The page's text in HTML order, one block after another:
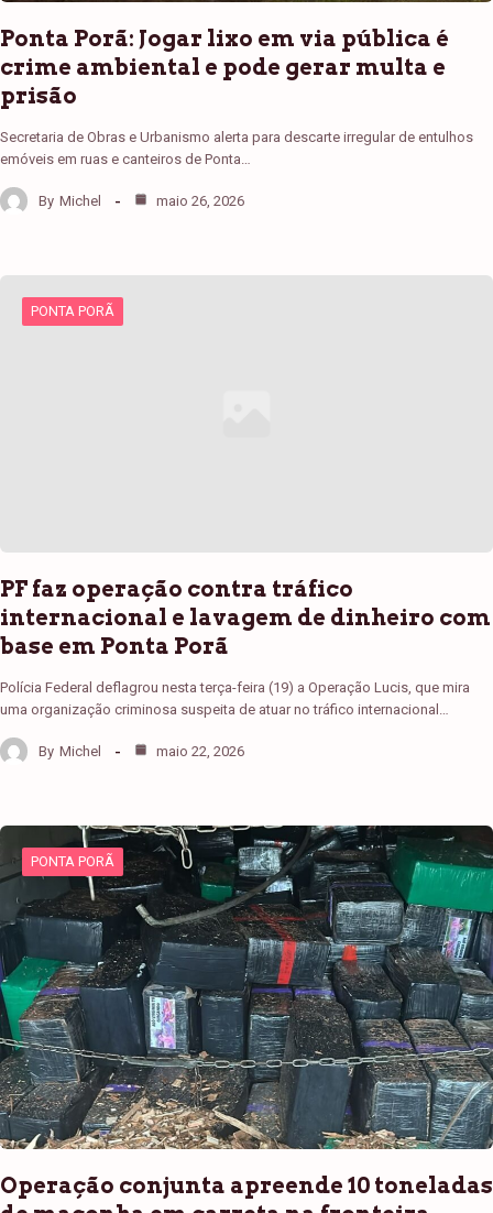
Ponta Porã: Jogar lixo em via pública é
crime ambiental e pode gerar multa e
prisão
Secretaria de Obras e Urbanismo alerta para descarte irregular de entulhos
emóveis em ruas e canteiros de Ponta…
By Michel maio 26, 2026
PONTA PORÃ
PF faz operação contra tráfico
internacional e lavagem de dinheiro com
base em Ponta Porã
Polícia Federal deflagrou nesta terça-feira (19) a Operação Lucis, que mira
uma organização criminosa suspeita de atuar no tráfico internacional…
By Michel maio 22, 2026
PONTA PORÃ
Operação conjunta apreende 10 toneladas